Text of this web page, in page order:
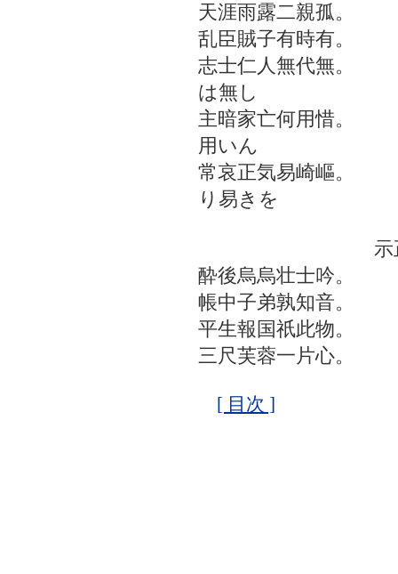
天涯雨露二親孤
乱臣賊子有時有
志士仁人無代無
は無し
主暗家亡何用惜。
用いん
常哀正気易崎嶇
り易きを
示正
酔後烏烏壮士吟
帳中子弟孰知音
平生報国祇此物
三尺芙蓉一片心
[ 目次 ]